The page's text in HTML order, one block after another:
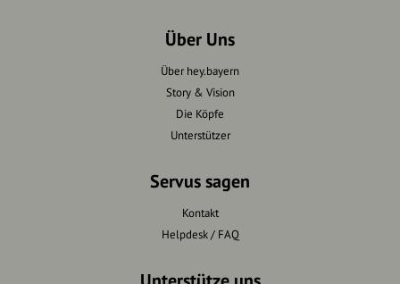
Über Uns
Über hey.bayern
Story & Vision
Die Köpfe
Unterstützer
Servus sagen
Kontakt
Helpdesk / FAQ